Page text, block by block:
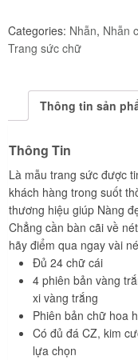
vàng
tây
JR1013
Categories: Nhẫn, Nhẫn
Trang sức chữ
Thông tin sản
Thông Tin
Là mẫu trang sức được
khách hàng trong suốt
thương hiệu giúp Nàng
Chẳng cần bàn cãi về
hãy điểm qua ngay vài
Đủ 24 chữ cái
4 phiên bản vàng
xi vàng trắng
Phiên bản chữ hoa
Có đủ đá CZ, kim
lựa chọn